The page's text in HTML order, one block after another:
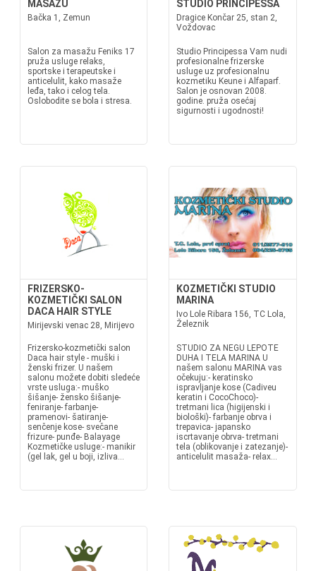
MASAŽU
Bačka 1, Zemun
Salon za masažu Feniks 17
pruža usluge relaks,
sportske i terapeutske i
anticelulit, kako masaže
leđa, tako i celog tela.
Oslobodite se bola i stresa.
STUDIO PRINCIPESSA
Dragice Končar 25, stan 2,
Voždovac
Studio Principessa Vam nudi
profesionalne frizerske
usluge uz profesionalnu
kozmetiku Keune i Alfaparf.
Salon je osnovan 2008.
godine. pruža osećaj
sigurnosti i ugodnosti!
FRIZERSKO-
KOZMETIČKI SALON
DACA HAIR STYLE
Mirijevski venac 28, Mirijevo
Frizersko-kozmetički salon
Daca hair style - muški i
ženski frizer. U našem
salonu možete dobiti sledeće
vrste usluga:- muško
šišanje- žensko šišanje-
feniranje- farbanje-
pramenovi- šatiranje-
senčenje kose- svečane
frizure- punđe- Balayage
Kozmetičke usluge:- manikir
(gel lak, gel u boji, izliva...
KOZMETIČKI STUDIO
MARINA
Ivo Lole Ribara 156, TC Lola,
Železnik
STUDIO ZA NEGU LEPOTE
DUHA I TELA MARINA U
našem salonu MARINA vas
očekuju:- keratinsko
ispravljanje kose (Cadiveu
keratin i CocoChoco)-
tretmani lica (higijenski i
biološki)- farbanje obrva i
trepavica- japansko
iscrtavanje obrva- tretmani
tela (oblikovanje i zatezanje)-
anticelulit masaža- relax...